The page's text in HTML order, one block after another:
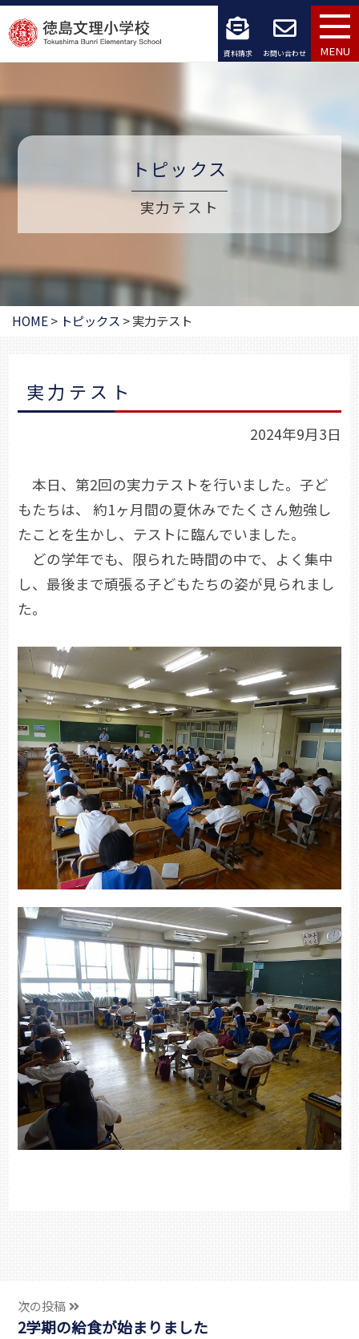
コ
ン
ン
ッ
資料請求 お問い合わせ MENU
トピックス
実力テスト
HOME> トピックス >実力テスト
実力テスト
2024年9月3日
本日、第2回の実力テストを行いました。子ど
もたちは、 約1ヶ月間の夏休みでたくさん勉強し
たことを生かし、テストに臨んでいました。
どの学年でも、限られた時間の中で、よく集中
し、最後まで頑張る子どもたちの姿が見られまし
た。
次の投稿
2学期の給食が始まりました